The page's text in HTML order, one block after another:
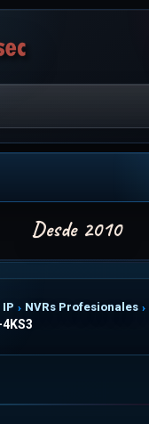
IP NVRs Profesionales